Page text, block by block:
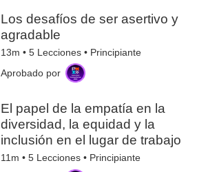
Los desafíos de ser asertivo y
agradable
13m •5 Lecciones • Principiante
Aprobado por
El papel de la empatía en la
diversidad, la equidad y la
inclusión en el lugar de trabajo
11m •5 Lecciones • Principiante